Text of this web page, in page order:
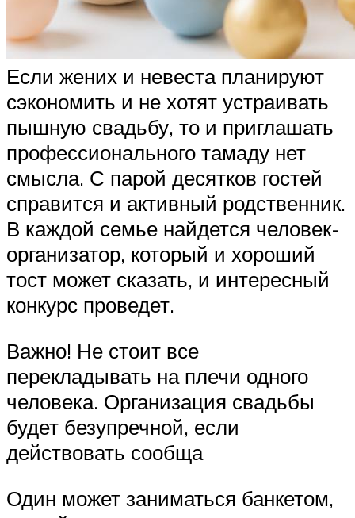
Если жених и невеста планируют
сэкономить и не хотят устраивать
пышную свадьбу, то и приглашать
профессионального тамаду нет
смысла. С парой десятков гостей
справится и активный родственник.
В каждой семье найдется человек-
организатор, который и хороший
тост может сказать, и интересный
конкурс проведет.
Важно! Не стоит все
перекладывать на плечи одного
человека. Организация свадьбы
будет безупречной, если
действовать сообща
Один может заниматься банкетом,